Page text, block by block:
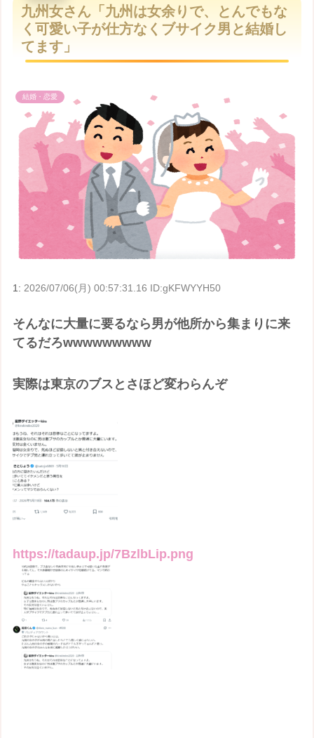
u
t
e
九州女さん「九州は女余りで、とんでもな
く可愛い子が仕方なくブサイク男と結婚し
てます」
結婚・恋愛
1: 2026/07/06(月) 00:57:31.16 ID:gKFWYYH50
そんなに大量に要るなら男が他所から集まりに来
てるだろwwwwwwwww
実際は東京のブスとさほど変わらんぞ
https://tadaup.jp/7BzlbLip.png